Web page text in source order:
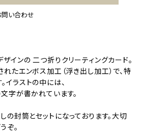
い合わせ
インの 二つ折りクリーティングカード。
たエンボス加工（浮き出し加工）で、特
イラストの中には、
字が書かれています。
の封筒とセットになっております。大切
ぞ。